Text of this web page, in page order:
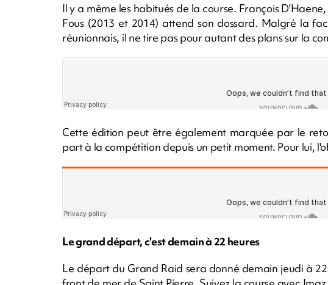
Il y a même les habitués de la course. François
Fous (2013 et 2014) attend son dossard. Malgré la
réunionnais, il ne tire pas pour autant des plans sur la
Cette édition peut être également marquée par le
part à la compétition depuis un petit moment. Pour lui,
Le grand départ, c'est demain à 22 heures
Le départ du Grand Raid sera donné demain jeudi à